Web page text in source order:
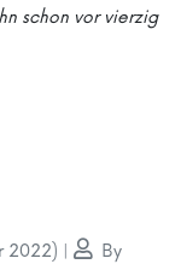
schon vor vierzig
2022) |
By